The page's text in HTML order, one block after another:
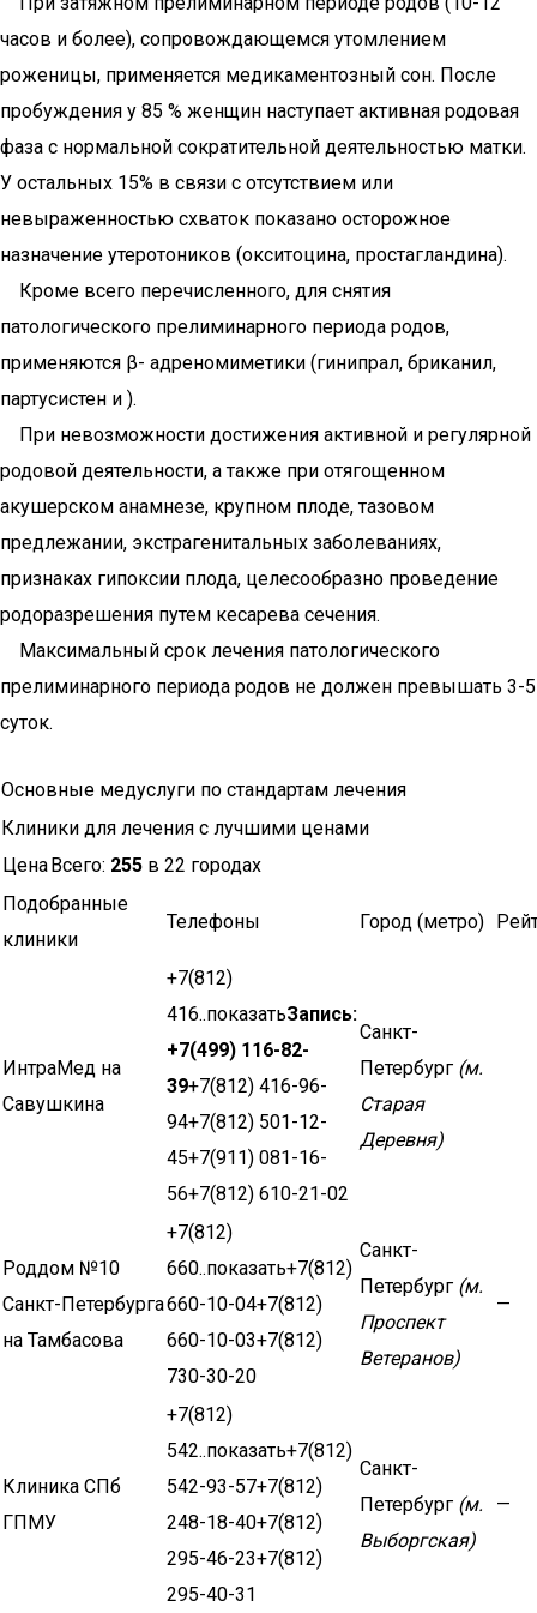
часов и более), сопровождающемся утомлением
роженицы, применяется медикаментозный сон. После
пробуждения у 85 % женщин наступает активная родовая
фаза с нормальной сократительной деятельностью матки.
У остальных 15% в связи с отсутствием или
невыраженностью схваток показано осторожное
назначение утеротоников (окситоцина, простагландина).
Кроме всего перечисленного, для снятия
патологического прелиминарного периода родов,
применяются β- адреномиметики (гинипрал, бриканил,
партусистен и ).
При невозможности достижения активной и регулярной
родовой деятельности, а также при отягощенном
акушерском анамнезе, крупном плоде, тазовом
предлежании, экстрагенитальных заболеваниях,
признаках гипоксии плода, целесообразно проведение
родоразрешения путем кесарева сечения.
Максимальный срок лечения патологического
прелиминарного периода родов не должен превышать 3-5
суток.
Основные медуслуги по стандартам лечения
Клиники для лечения с лучшими ценами
ЦенаВсего: 255 в 22 городах
Подобранные
клиники
Телефоны Город (метро)
ИнтраМед на
Савушкина
+7(812)
416..показатьЗапись:
+7(499) 116-82-
39+7(812) 416-96-
94+7(812) 501-12-
45+7(911) 081-16-
56+7(812) 610-21-02
Санкт-
Петербург (м.
Старая
Деревня)
Роддом №10
Санкт-Петербурга
на Тамбасова
+7(812)
660..показать+7(812)
660-10-04+7(812)
660-10-03+7(812)
730-30-20
Санкт-
Петербург (м.
Проспект
Ветеранов)
—
Клиника СПб
ГПМУ
+7(812)
542..показать+7(812)
542-93-57+7(812)
248-18-40+7(812)
295-46-23+7(812)
295-40-31
Санкт-
Петербург (м.
Выборгская)
—